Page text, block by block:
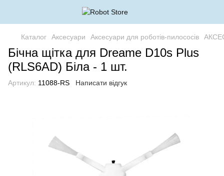
Каталог Аксесуари Аксесуари для роботів-пилососів
Бічна щітка для Dreame D10s Plus
(RLS6AD) Біла - 1 шт.
Артикул: 11088-RS Написати відгук